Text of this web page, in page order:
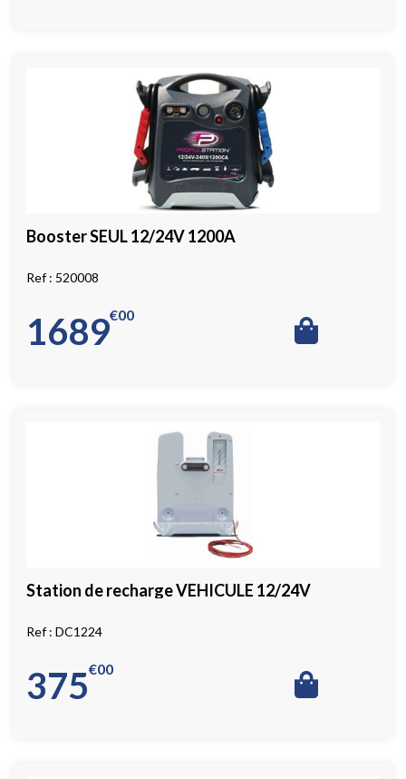
Booster SEUL 12/24V 1200A
520008
1689 00
€
Station de recharge VEHICULE 12/24V
DC1224
375 00
€